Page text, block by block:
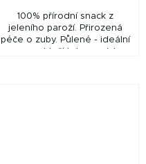
100% přírodní snack z
jeleního paroží. Přirozená
péče o zuby. Půlené - ideální